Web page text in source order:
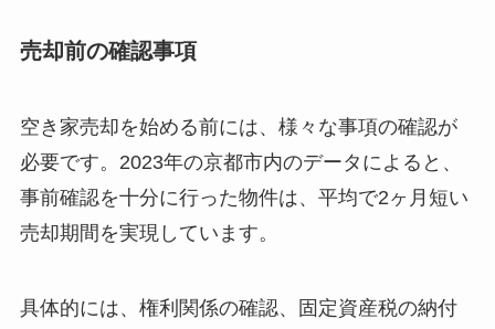
売却前の確認事項
空き家売却を始める前には、様々な事項の確認が
必要です。2023年の京都市内のデータによると、
事前確認を十分に行った物件は、平均で2ヶ月短い
売却期間を実現しています。
具体的には、権利関係の確認、固定資産税の納付